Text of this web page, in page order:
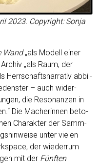
2023. Copy­right: Son­ja
Wand„als Modell einer
„als Raum, der
Herr­schafts­nar­ra­tiv abbil­
– auch wider­
die Reso­nan­zen in
Die Mache­rin­nen beto­
Cha­rak­ter der Samm­
unter vie­len
der wie­der­rum
mit der Fünf­ten